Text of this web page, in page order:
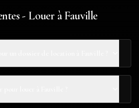
- Louer à Fauville